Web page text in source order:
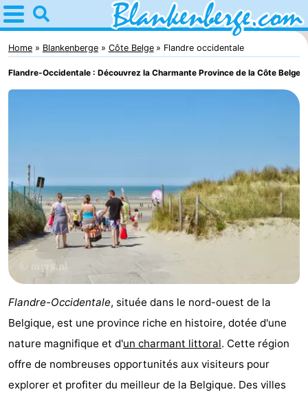
Home
Blankenberge
Astuces
enfants
nuit
Appartements
-
Holiday
Suites
-
Residentie
Garden
-
Blankenberge
Chambre
-
Home Blankenberge Côte Belge Flandre occidentale
Flandre-Occidentale : Découvrez la Charmante Province de la Côte Belge
Flandre-Occidentale, située dans le nord-ouest de la
Belgique, est une province riche en histoire, dotée d'une
nature magnifique et d'un charmant littoral. Cette région
offre de nombreuses opportunités aux visiteurs pour
explorer et profiter du meilleur de la Belgique. Des villes